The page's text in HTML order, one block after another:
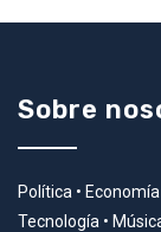
Sobre
Política •
Tecnología •